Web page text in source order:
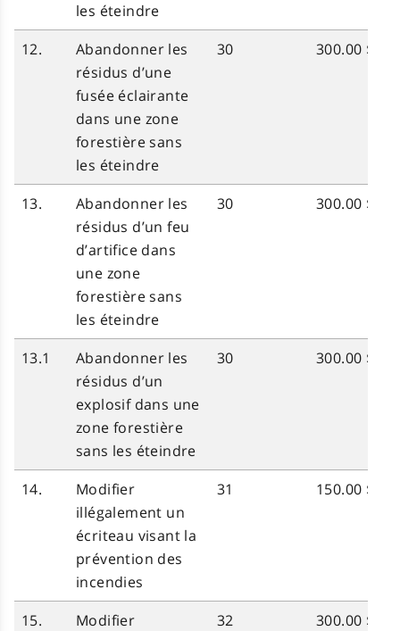
les éteindre
12.
Abandonner les
résidus d’une
fusée éclairante
dans une zone
forestière sans
les éteindre
30 300.00 $
13.
Abandonner les
résidus d’un feu
d’artifice dans
une zone
forestière sans
les éteindre
30 300.00 $
13.1
Abandonner les
résidus d’un
explosif dans une
zone forestière
sans les éteindre
30 300.00 $
14.
Modifier
illégalement un
écriteau visant la
prévention des
incendies
31 150.00 $
15.
Modifier
32 300.00 $